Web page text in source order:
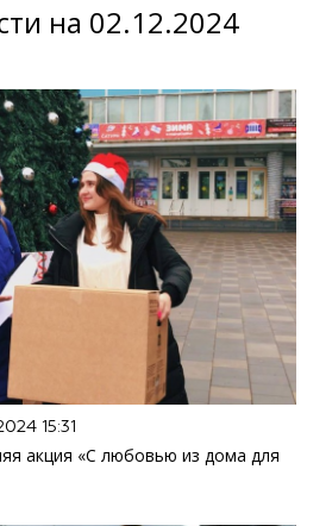
на 02.12.2024
15:31
акция «С любовью из дома для